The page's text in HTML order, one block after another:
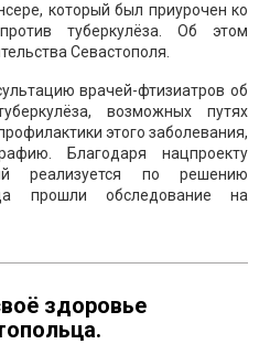
который был приурочен ко
туберкулёза. Об этом
Севастополя.
врачей-фтизиатров об
возможных путях
этого заболевания,
Благодаря нацпроекту
реализуется по решению
прошли обследование на
здоровье